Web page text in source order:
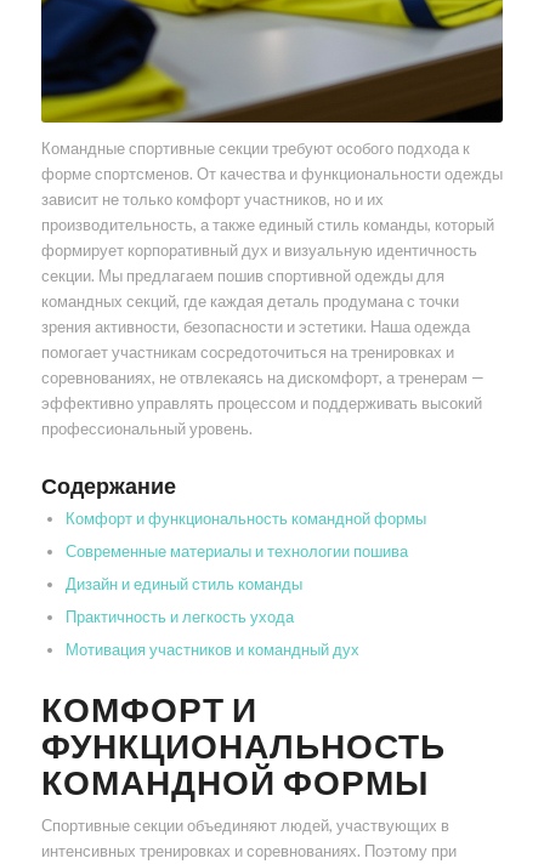
Командные спортивные секции требуют особого подхода к
форме спортсменов. От качества и функциональности одежды
зависит не только комфорт участников, но и их
производительность, а также единый стиль команды, который
формирует корпоративный дух и визуальную идентичность
секции. Мы предлагаем пошив спортивной одежды для
командных секций, где каждая деталь продумана с точки
зрения активности, безопасности и эстетики. Наша одежда
помогает участникам сосредоточиться на тренировках и
соревнованиях, не отвлекаясь на дискомфорт, а тренерам —
эффективно управлять процессом и поддерживать высокий
профессиональный уровень.
Содержание
Комфорт и функциональность командной формы
Современные материалы и технологии пошива
Дизайн и единый стиль команды
Практичность и легкость ухода
Мотивация участников и командный дух
КОМФОРТ И
ФУНКЦИОНАЛЬНОСТЬ
КОМАНДНОЙ ФОРМЫ
Спортивные секции объединяют людей, участвующих в
интенсивных тренировках и соревнованиях. Поэтому при